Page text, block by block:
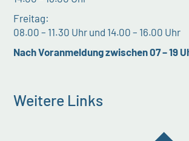
Freitag:
08.00 – 11.30 Uhr und 14.00 – 16.00 Uhr
Nach Voranmeldung zwischen 07 – 19
Weitere Links